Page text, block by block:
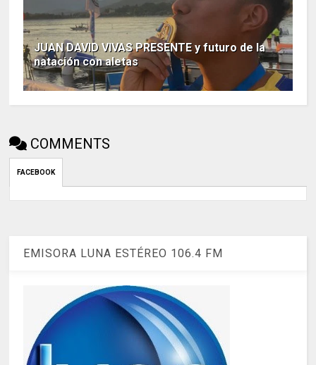
JUAN DAVID VIVAS PRESENTE y futuro de la
natación con aletas
COMMENTS
FACEBOOK
EMISORA LUNA ESTÉREO 106.4 FM